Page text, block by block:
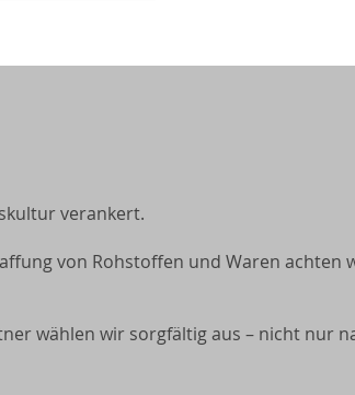
verankert.
von Rohstoffen und Waren achten
wählen wir sorgfältig aus – nicht nur